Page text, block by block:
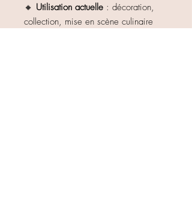
🔸 Utilisation actuelle : décoration,
collection, mise en scène culinaire